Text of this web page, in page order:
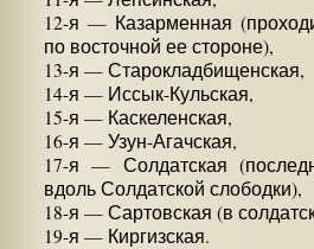
12-я — Казарменная
по восточной ее стороне),
13-я — Старокладбищенская,
14-я — Иссык-Кульская,
15-я — Каскеленская,
16-я — Узун-Агачская,
17-я — Солдатская
вдоль Солдатской слободки),
18-я — Сартовская (в
19-я — Киргизская.